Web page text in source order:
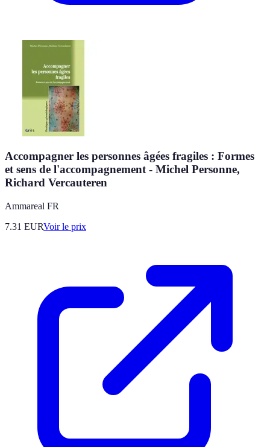
Accompagner les personnes âgées fragiles : Formes
et sens de l'accompagnement - Michel Personne,
Richard Vercauteren
Ammareal FR
7.31 EURVoir le prix